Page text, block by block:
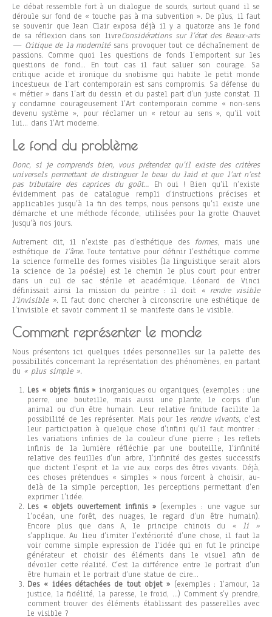
Le débat ressemble fort à un dialogue de sourds, surtout quand il se
déroule sur fond de « touche pas à ma subvention ».De plus, il faut
se souvenir que Jean Clair exposa déjà il y a quatorze ans le fond
de sa réflexion dans son livreConsidérations sur l’état des Beaux-arts
— Critique de la modernitésans provoquer tout ce déchaînement de
passions. Comme quoi les questions de fonds l’emportent sur les
questions de fond… En tout cas il faut saluer son courage. Sa
critique acide et ironique du snobisme qui habite le petit monde
incestueux de l’art contemporain est sans compromis. Sa défense du
« métier » dans l’art du dessin et du pastel part d’un juste constat. Il
y condamne courageusement l’Art contemporain comme « non-sens
devenu système », pour réclamer un « retour au sens », qu’il voit
lui… dans l’Art moderne.
Le fond du problème
Donc, si je comprends bien, vous prétendez qu’il existe des critères
universels permettant de distinguer le beau du laid et que l’art n’est
pas tributaire des caprices du goût… Eh oui ! Bien qu’il n’existe
évidemment pas de catalogue rempli d’instructions précises et
applicables jusqu’à la fin des temps, nous pensons qu’il existe une
démarche et une méthode féconde, utilisées pour la grotte Chauvet
jusqu’à nos jours.
Autrement dit, il n’existe pas d’esthétique des formes, mais une
esthétique de 1’âme. Toute tentative pour définir l’esthétique comme
la science formelle des formes visibles (la linguistique serait alors
la science de la poésie) est le chemin le plus court pour entrer
dans un cul de sac stérile et académique. Léonard de Vinci
définissait ainsi la mission du peintre : il doit « rendre visible
l’invisible ».Il faut donc chercher à circonscrire une esthétique de
l’invisible et savoir comment il se manifeste dans le visible.
Comment représenter le monde
Nous présentons ici quelques idées personnelles sur la palette des
possibilités concernant la représentation des phénomènes, en partant
du « plus simple ».
Les « objets finis » inorganiques ou organiques, (exemples : une
pierre, une bouteille, mais aussi une plante, le corps d’un
animal ou d’un être humain. Leur relative finitude facilite la
possibilité de les représenter. Mais pour les rendre vivants, c’est
leur participation à quelque chose d’infini qu’il faut montrer :
les variations infinies de la couleur d’une pierre ; les reflets
infinis de la lumière réfléchie par une bouteille, l’infinité
relative des feuilles d’un arbre, l’infinité des gestes successifs
que dictent l’esprit et la vie aux corps des êtres vivants. Déjà,
ces choses prétendues « simples » nous forcent à choisir, au-
delà de la simple perception, les perceptions permettant d’en
exprimer l’idée.
Les « objets ouvertement infinis »(exemples : une vague sur
l’océan, une forêt, des nuages, le regard d’un être humain).
Encore plus que dans A, le principe chinois du « li »
s’applique. Au lieu d’imiter l’extériorité d’une chose, il faut la
voir comme simple expression de l’idée qui en fut le principe
générateur et choisir des éléments dans le visuel afin de
dévoiler cette réalité. C’est la différence entre le portrait d’un
être humain et le portrait d’une statue de cire…
Des « idées détachées de tout objet »(exemples : l’amour, la
justice, la fidélité, la paresse, le froid, …) Comment s’y prendre,
comment trouver des éléments établissant des passerelles avec
le visible ?